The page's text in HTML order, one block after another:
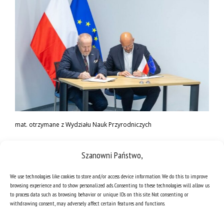
Szanowni Państwo,
We use technologies like cookies to store and/or access device information. We do this to improve
browsing experience and to show personalized ads. Consenting to these technologies will allow us
to process data such as browsing behavior or unique IDs on this site. Not consenting or
withdrawing consent, may adversely affect certain features and functions.
mat. otrzymane z Wydziału Nauk Przyrodniczych